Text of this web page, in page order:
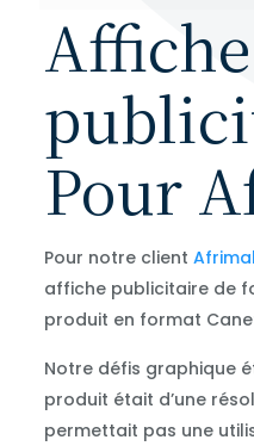
Affiche
Pour
Pour notre client
affiche publicitaire de
produit en format
Notre défis graphique
produit était d’une
permettait pas une